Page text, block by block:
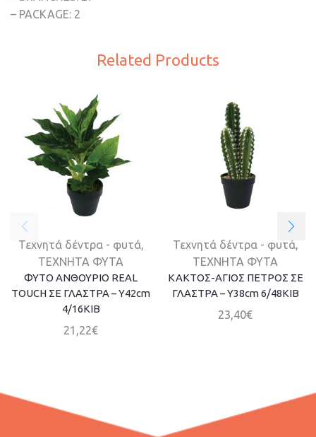
– PACKAGE: 2
Related Products
Τεχνητά δέντρα - φυτά,
ΤΕΧΝΗΤΑ ΦΥΤΑ
ΦΥΤΟ ΑΝΘΟΥΡΙΟ REAL
TOUCH ΣΕ ΓΛΑΣΤΡΑ – Y42cm
4/16ΚΙΒ
21,22€
Τεχνητά δέντρα - φυτά,
ΤΕΧΝΗΤΑ ΦΥΤΑ
ΚΑΚΤΟΣ-ΑΓΙΟΣ ΠΕΤΡΟΣ ΣΕ
ΓΛΑΣΤΡΑ – Y38cm 6/48KIB
23,40€